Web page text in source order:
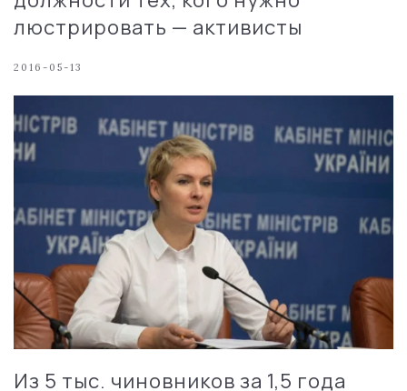
люстрировать — активисты
2016-05-13
Из 5 тыс. чиновников за 1,5 года